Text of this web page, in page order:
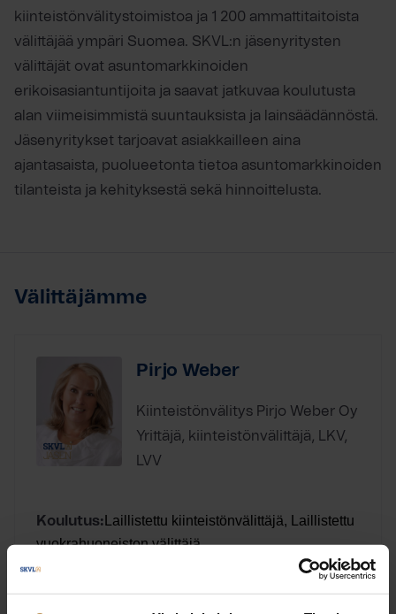
kiinteistönvälitystoimistoa ja 1 200 ammattitaitoista
välittäjää ympäri Suomea. SKVL:n jäsenyritysten
välittäjät ovat asuntomarkkinoiden
erikoisasiantuntijoita ja saavat jatkuvaa koulutusta
alan viimeisimmistä suuntauksista ja lainsäädännöstä.
Jäsenyritykset tarjoavat asiakkailleen aina
ajantasaista, puolueetonta tietoa asuntomarkkinoiden
tilanteista ja kehityksestä sekä hinnoittelusta.
Välittäjämme
Pirjo Weber
Kiinteistönvälitys Pirjo Weber Oy
Yrittäjä, kiinteistönvälittäjä, LKV,
LVV
Koulutus: Laillistettu kiinteistönvälittäjä, Laillistettu
vuokrahuoneiston välittäjä